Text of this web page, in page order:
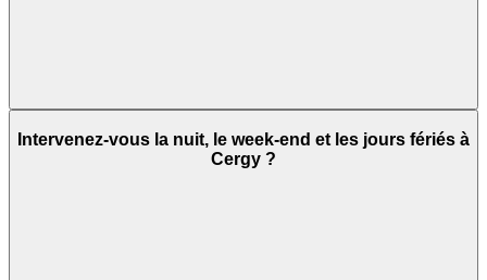
Intervenez-vous la nuit, le week-end et les jours fériés à
Cergy ?